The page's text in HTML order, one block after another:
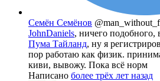
Семён Семёнов
JohnDaniels, ничего подобного,
Пума Тайланд, ну я
пор работаю как физик.
киви, вывожу. Пока всё норм
Написано более трёх лет назад